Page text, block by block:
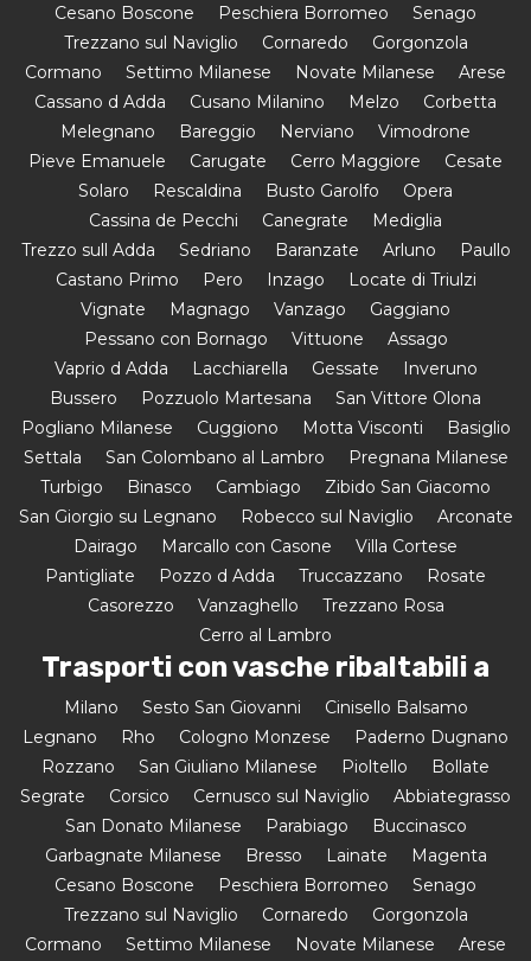
Cesano Boscone
Peschiera Borromeo
Senago
Trezzano sul Naviglio
Cornaredo
Gorgonzola
Cormano
Settimo Milanese Novate Milanese
Arese
Cassano d Adda
Cusano Milanino Melzo
Corbetta
Melegnano
Bareggio Nerviano
Vimodrone
Pieve Emanuele
Carugate Cerro Maggiore
Cesate
Solaro
Rescaldina Busto Garolfo
Opera
Cassina de Pecchi
Canegrate
Mediglia
Trezzo sull Adda
Sedriano Baranzate Arluno
Paullo
Castano Primo
Pero Inzago
Locate di Triulzi
Vignate
Magnago Vanzago
Gaggiano
Pessano con Bornago
Vittuone
Assago
Vaprio d Adda
Lacchiarella Gessate
Inveruno
Bussero
Pozzuolo Martesana
San Vittore Olona
Pogliano Milanese
Cuggiono Motta Visconti
Basiglio
Settala
San Colombano al Lambro
Pregnana Milanese
Turbigo
Binasco Cambiago
Zibido San Giacomo
San Giorgio su Legnano
Robecco sul Naviglio
Arconate
Dairago
Marcallo con Casone
Villa Cortese
Pantigliate
Pozzo d Adda Truccazzano
Rosate
Casorezzo
Vanzaghello
Trezzano Rosa
Cerro al Lambro
Trasporti con vasche ribaltabili a
Milano Sesto San Giovanni
Cinisello Balsamo
Legnano
Rho Cologno Monzese
Paderno Dugnano
Rozzano
San Giuliano Milanese Pioltello
Bollate
Segrate
Corsico Cernusco sul Naviglio
Abbiategrasso
San Donato Milanese
Parabiago
Buccinasco
Garbagnate Milanese
Bresso Lainate
Magenta
Cesano Boscone
Peschiera Borromeo
Senago
Trezzano sul Naviglio
Cornaredo
Gorgonzola
Cormano
Settimo Milanese Novate Milanese
Arese